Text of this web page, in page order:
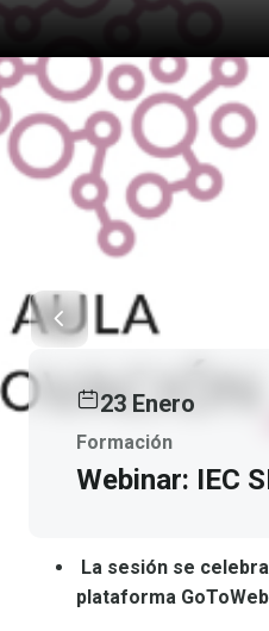
23 Enero
Formación
Webinar: IEC
La sesión se
plataforma